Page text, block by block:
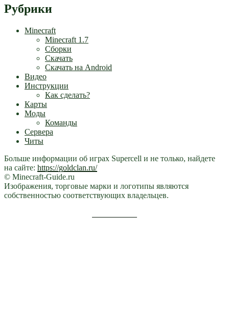
Рубрики
Minecraft
Minecraft 1.7
Сборки
Скачать
Скачать на Android
Видео
Инструкции
Как сделать?
Карты
Моды
Команды
Сервера
Читы
Больше информации об играх Supercell и не только, найдете
на сайте: https://goldclan.ru/
© Minecraft-Guide.ru
Изображения, торговые марки и логотипы являются
собственностью соответствующих владельцев.